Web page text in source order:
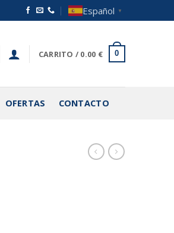
Español ▼
CARRITO / 0.00 € 0
OFERTAS CONTACTO